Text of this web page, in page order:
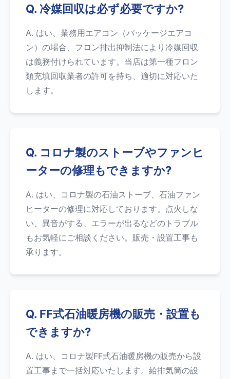
Q. 冷媒回収は必ず必要ですか?
A. はい、業務用エアコン（パッケージエアコ
ン）の場合、フロン排出抑制法により冷媒回収
は義務付けられています。当店は第一種フロン
類充填回収業者の許可を持ち、適切に対応いた
します。
Q. コロナ製のストーブやファンヒ
ーターの修理もできますか?
A. はい、コロナ製の石油ストーブ、石油ファン
ヒーターの修理に対応しております。点火しな
い、異音がする、エラーが出るなどのトラブル
もお気軽にご相談ください。販売・設置工事も
承ります。
Q. FF式石油暖房機の販売・設置も
できますか?
A. はい、コロナ製FF式石油暖房機の販売から設
置工事まで一括対応いたします。給排気筒の設